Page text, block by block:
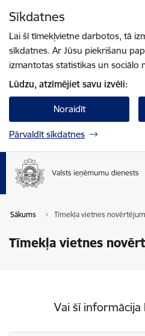
Sīkdatnes
Lai šī tīmekļvietne darbotos, tā
sīkdatnes. Ar Jūsu piekrišanu
izmantotas statistikas un sociālo
Lūdzu, atzīmējiet savu izvēli:
Noraidīt
Pārvaldīt sīkdatnes
Sākums Tīmekļa vietnes
Tīmekļa vietnes
Vai šī informācija